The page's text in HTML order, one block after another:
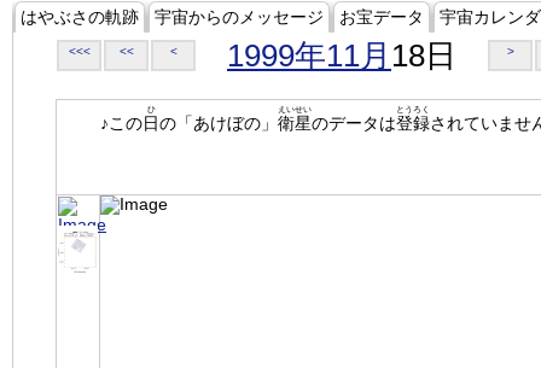
はやぶさの軌跡 宇宙からのメッセージ お宝データ 宇宙カレン
<<< << < 1999年11月 18日 >
♪この日
ひ
の「あけぼの」 衛星
えいせい
のデータは登録
とうろく
されていませ